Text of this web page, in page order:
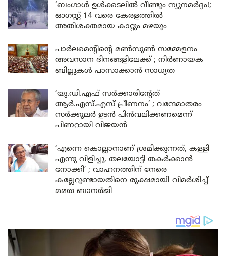
‘ബംഗാൾ ഉൾക്കടലിൽ വീണ്ടും ന്യൂനമർദ്ദം!;
ഓഗസ്റ്റ് 14 വരെ കേരളത്തിൽ
അതിശക്തമായ കാറ്റും മഴയും
പാർലമെന്റിന്റെ മൺസൂൺ സമ്മേളനം
അവസാന ദിനങ്ങളിലേക്ക് ; നിർണായക
ബില്ലുകൾ പാസാക്കാൻ സാധ്യത
‘യു.ഡി.എഫ് സർക്കാരിന്റേത്
ആർ.എസ്.എസ് പ്രീണനം’ ; വന്ദേമാതരം
സർക്കുലർ ഉടൻ പിൻവലിക്കണമെന്ന്
പിണറായി വിജയൻ
‘എന്നെ കൊല്ലാനാണ് ശ്രമിക്കുന്നത്, കള്ളി
എന്നു വിളിച്ചു, തലയോട്ടി തകർക്കാൻ
നോക്കി’ ; വാഹനത്തിന് നേരെ
കല്ലേറുണ്ടായതിനെ രൂക്ഷമായി വിമർശിച്ച്
മമത ബാനർജി